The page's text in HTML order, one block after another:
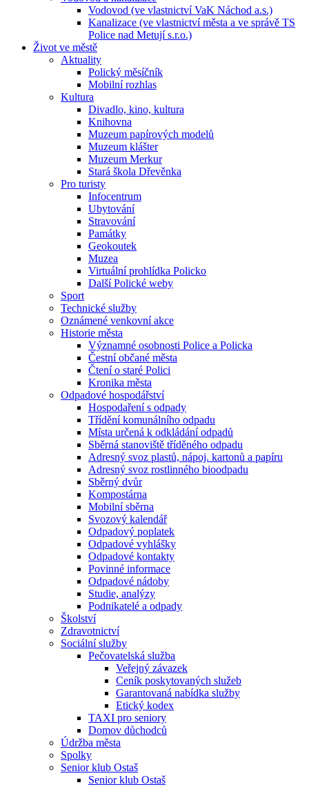
Vodovod (ve vlastnictví VaK Náchod a.s.)
Kanalizace (ve vlastnictví města a ve správě TS
Police nad Metují s.r.o.)
Život ve městě
Aktuality
Polický měsíčník
Mobilní rozhlas
Kultura
Divadlo, kino, kultura
Knihovna
Muzeum papírových modelů
Muzeum klášter
Muzeum Merkur
Stará škola Dřevěnka
Pro turisty
Infocentrum
Ubytování
Stravování
Památky
Geokoutek
Muzea
Virtuální prohlídka Policko
Další Polické weby
Sport
Technické služby
Oznámené venkovní akce
Historie města
Významné osobnosti Police a Policka
Čestní občané města
Čtení o staré Polici
Kronika města
Odpadové hospodářství
Hospodaření s odpady
Třídění komunálního odpadu
Místa určená k odkládání odpadů
Sběrná stanoviště tříděného odpadu
Adresný svoz plastů, nápoj. kartonů a papíru
Adresný svoz rostlinného bioodpadu
Sběrný dvůr
Kompostárna
Mobilní sběrna
Svozový kalendář
Odpadový poplatek
Odpadové vyhlášky
Odpadové kontakty
Povinné informace
Odpadové nádoby
Studie, analýzy
Podnikatelé a odpady
Školství
Zdravotnictví
Sociální služby
Pečovatelská služba
Veřejný závazek
Ceník poskytovaných služeb
Garantovaná nabídka služby
Etický kodex
TAXI pro seniory
Domov důchodců
Údržba města
Spolky
Senior klub Ostaš
Senior klub Ostaš